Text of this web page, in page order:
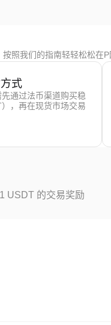
按照我们的指南轻轻松松在P
式
通过法币渠道购买稳
，再在现货市场交易
USDT 的交易奖励